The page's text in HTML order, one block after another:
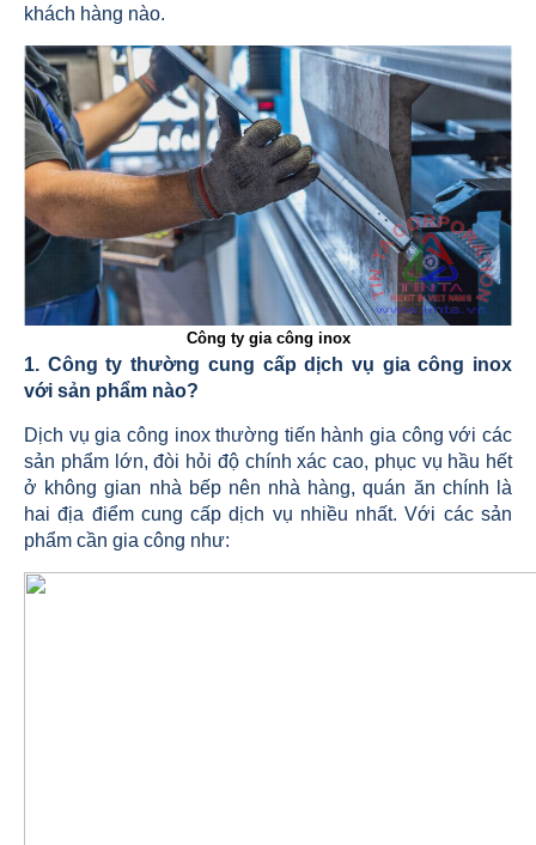
khách hàng nào.
Công ty gia công inox
1. Công ty thường cung cấp dịch vụ gia công inox
với sản phẩm nào?
Dịch vụ gia công inox thường tiến hành gia công với các
sản phẩm lớn, đòi hỏi độ chính xác cao, phục vụ hầu hết
ở không gian nhà bếp nên nhà hàng, quán ăn chính là
hai địa điểm cung cấp dịch vụ nhiều nhất. Với các sản
phẩm cần gia công như: